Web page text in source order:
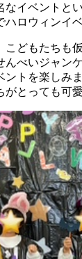
イベントと
ハロウィンイ
こどもたちも
んべいジャン
ントを楽しみ
がとっても可